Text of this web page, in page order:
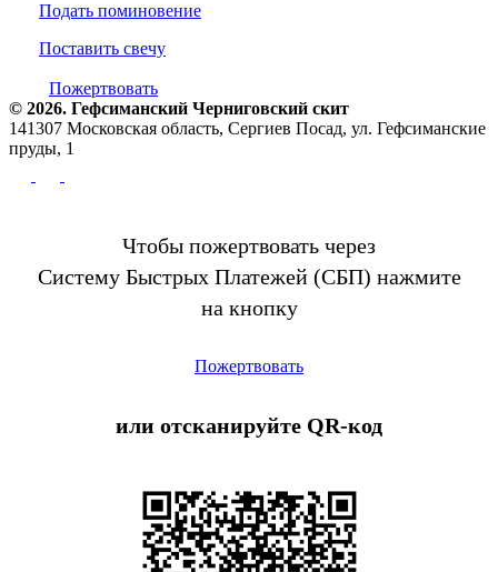
Подать поминовение
Поставить свечу
Пожертвовать
© 2026. Гефсиманский Черниговский cкит
141307 Московская область, Сергиев Посад, ул. Гефсиманские
пруды, 1
Чтобы пожертвовать через
Систему Быстрых Платежей (СБП) нажмите
на кнопку
Пожертвовать
или отсканируйте QR-код